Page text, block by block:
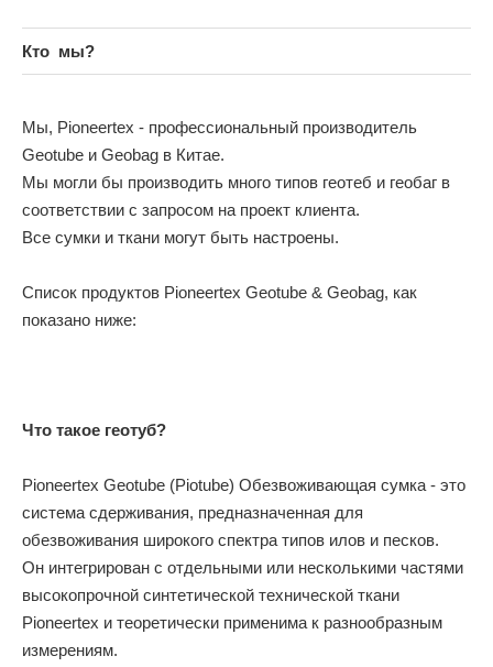
Кто мы?
Мы, Pioneertex - профессиональный производитель
Geotube и Geobag в Китае.
Мы могли бы производить много типов геотеб и геобаг в
соответствии с запросом на проект клиента.
Все сумки и ткани могут быть настроены.
Список продуктов Pioneertex Geotube & Geobag, как
показано ниже:
Что такое геотуб?
Pioneertex Geotube (Piotube) Обезвоживающая сумка - это
система сдерживания, предназначенная для
обезвоживания широкого спектра типов илов и песков.
Он интегрирован с отдельными или несколькими частями
высокопрочной синтетической технической ткани
Pioneertex и теоретически применима к разнообразным
измерениям.